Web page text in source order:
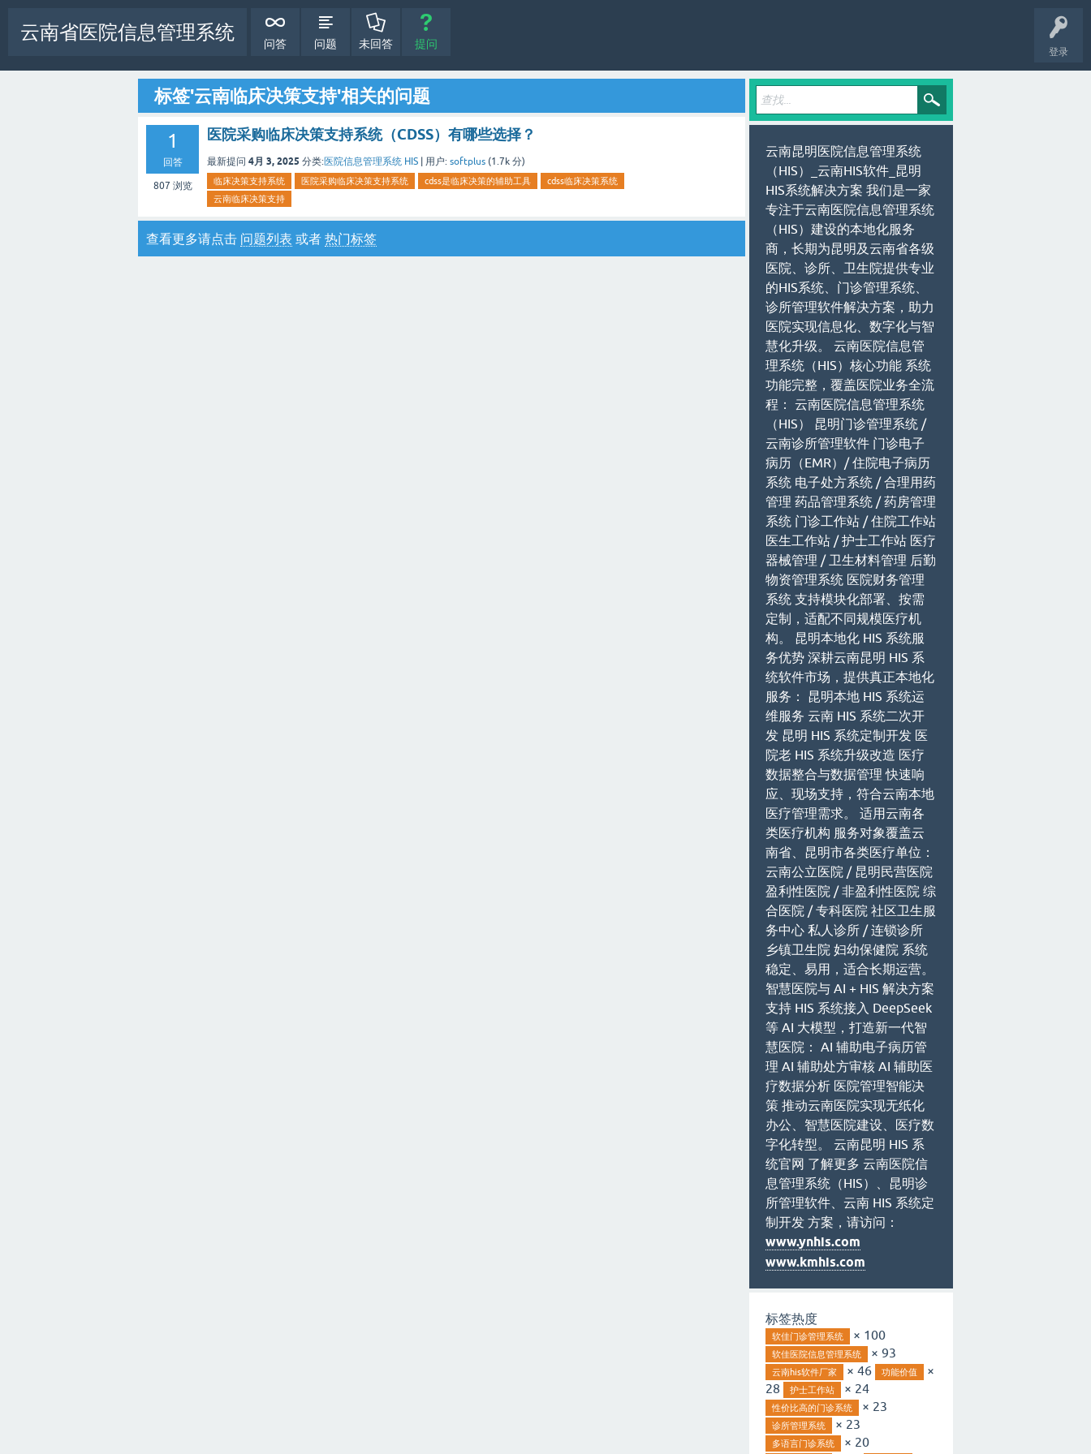
登录
云南省医院信息管理系统
问答 问题 未回答 提问
标签'云南临床决策支持'相关的问题
1
回答
807 浏览
医院采购临床决策支持系统（CDSS）有哪些选择？
最新提问 4月 3, 2025 分类:医院信息管理系统 HIS 用户: softplus (1.7k 分)
临床决策支持系统 医院采购临床决策支持系统 cdss是临床决策的辅助工具
cdss临床决策系统
云南临床决策支持
查看更多请点击 问题列表 或者 热门标签
云南昆明医院信息管理系统
（HIS）_云南HIS软件_昆明
HIS系统解决方案 我们是一家
专注于云南医院信息管理系统
（HIS）建设的本地化服务
商，长期为昆明及云南省各级
医院、诊所、卫生院提供专业
的HIS系统、门诊管理系统、
诊所管理软件解决方案，助力
医院实现信息化、数字化与智
慧化升级。 云南医院信息管
理系统（HIS）核心功能 系统
功能完整，覆盖医院业务全流
程： 云南医院信息管理系统
（HIS） 昆明门诊管理系统 /
云南诊所管理软件 门诊电子
病历（EMR）/ 住院电子病历
系统 电子处方系统 / 合理用药
管理 药品管理系统 / 药房管理
系统 门诊工作站 / 住院工作站
医生工作站 / 护士工作站 医疗
器械管理 / 卫生材料管理 后勤
物资管理系统 医院财务管理
系统 支持模块化部署、按需
定制，适配不同规模医疗机
构。 昆明本地化 HIS 系统服
务优势 深耕云南昆明 HIS 系
统软件市场，提供真正本地化
服务： 昆明本地 HIS 系统运
维服务 云南 HIS 系统二次开
发 昆明 HIS 系统定制开发 医
院老 HIS 系统升级改造 医疗
数据整合与数据管理 快速响
应、现场支持，符合云南本地
医疗管理需求。 适用云南各
类医疗机构 服务对象覆盖云
南省、昆明市各类医疗单位：
云南公立医院 / 昆明民营医院
盈利性医院 / 非盈利性医院 综
合医院 / 专科医院 社区卫生服
务中心 私人诊所 / 连锁诊所
乡镇卫生院 妇幼保健院 系统
稳定、易用，适合长期运营。
智慧医院与 AI + HIS 解决方案
支持 HIS 系统接入 DeepSeek
等 AI 大模型，打造新一代智
慧医院： AI 辅助电子病历管
理 AI 辅助处方审核 AI 辅助医
疗数据分析 医院管理智能决
策 推动云南医院实现无纸化
办公、智慧医院建设、医疗数
字化转型。 云南昆明 HIS 系
统官网 了解更多 云南医院信
息管理系统（HIS）、昆明诊
所管理软件、云南 HIS 系统定
制开发 方案，请访问：
www.ynhis.com
www.kmhis.com
标签热度
软佳门诊管理系统 × 100
软佳医院信息管理系统 × 93
云南his软件厂家 × 46 功能价值
×
28
护士工作站 × 24
性价比高的门诊系统 × 23
诊所管理系统 × 23
多语言门诊系统
× 20